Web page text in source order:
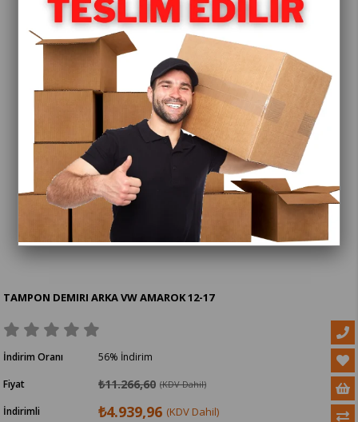
TAMPON DEMIRI ARKA VW AMAROK 12-17
İndirim Oranı %
56
İndirim
Fiyat
₺11.266,60 (KDV Dahil)
İndirimli ₺4.939,96 (KDV Dahil)